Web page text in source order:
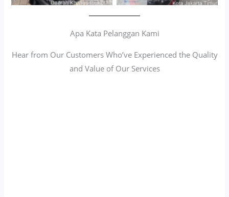
Apa Kata Pelanggan Kami
Hear from Our Customers Who’ve Experienced the Quality
and Value of Our Services